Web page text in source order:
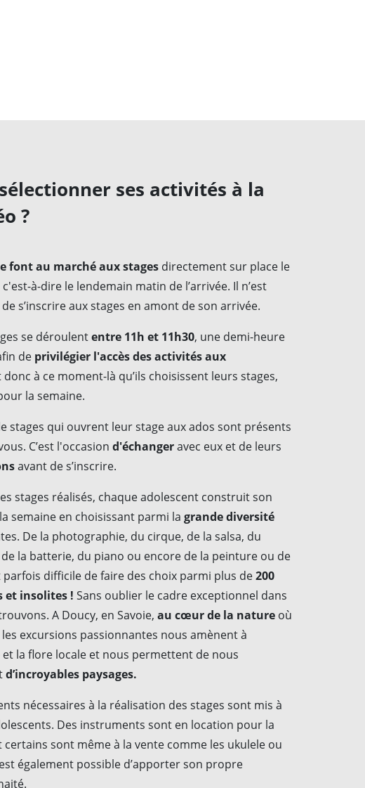
ses activités à la
?
font au marché aux stages directement sur place le
c'est-à-dire le lendemain matin de l’arrivée. Il n’est
s’inscrire aux stages en amont de son arrivée.
se déroulententre 11h et 11h30, une demi-heure
de privilégier l'accès des activités aux
donc à ce moment-là qu’ils choisissent leurs stages,
la semaine.
stages qui ouvrent leur stage aux ados sont présents
C’est l'occasion d'échangeravec eux et de leurs
avant de s’inscrire.
stages réalisés, chaque adolescent construit son
semaine en choisissant parmi la grande diversité
De la photographie, du cirque, de la salsa, du
la batterie, du piano ou encore de la peinture ou de
parfois difficile de faire des choix parmi plus de200
et insolites ! Sans oublier le cadre exceptionnel dans
A Doucy, en Savoie, au cœur de la nature où
excursions passionnantes nous amènent à
la flore locale et nous permettent de nous
d’incroyables paysages.
nécessaires à la réalisation des stages sont mis à
Des instruments sont en location pour la
sont même à la vente comme les ukulele ou
également possible d’apporter son propre